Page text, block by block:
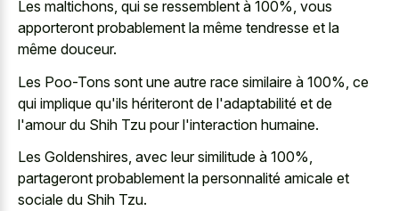
Les maltichons, qui se ressemblent à 100%, vous
apporteront probablement la même tendresse et la
même douceur.
Les Poo-Tons sont une autre race similaire à 100%, ce
qui implique qu'ils hériteront de l'adaptabilité et de
l'amour du Shih Tzu pour l'interaction humaine.
Les Goldenshires, avec leur similitude à 100%,
partageront probablement la personnalité amicale et
sociale du Shih Tzu.